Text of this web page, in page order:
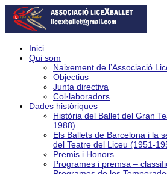
Inici
Qui som
Naixement de l’Associació
Objectius
Junta directiva
Col·laboradors
Dades històriques
Història del Ballet del Gran
1988)
Els Ballets de Barcelona i la
del Teatre del Liceu (1951-
Premis i Honors
Programes i premsa –